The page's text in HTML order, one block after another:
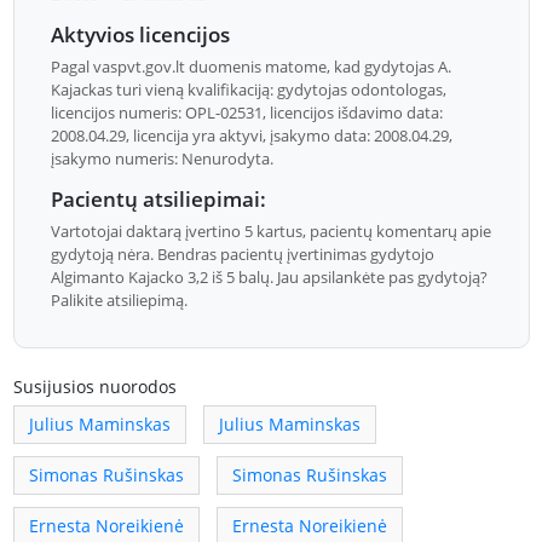
Aktyvios licencijos
Pagal vaspvt.gov.lt duomenis matome, kad gydytojas A.
Kajackas turi vieną kvalifikaciją: gydytojas odontologas,
licencijos numeris: OPL-02531, licencijos išdavimo data:
2008.04.29, licencija yra aktyvi, įsakymo data: 2008.04.29,
įsakymo numeris: Nenurodyta.
Pacientų atsiliepimai:
Vartotojai daktarą įvertino 5 kartus, pacientų komentarų apie
gydytoją nėra. Bendras pacientų įvertinimas gydytojo
Algimanto Kajacko 3,2 iš 5 balų. Jau apsilankėte pas gydytoją?
Palikite atsiliepimą.
Susijusios nuorodos
Julius Maminskas
Julius Maminskas
Simonas Rušinskas Simonas Rušinskas
Ernesta Noreikienė Ernesta Noreikienė